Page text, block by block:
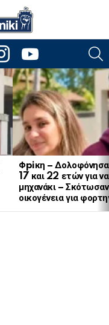
instagramyoutube
Φpiκη –
17 και 22 ετών για
μηχανάκι – Σκότωσαν
οικογένεια για